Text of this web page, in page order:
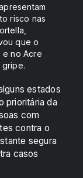
risco nas
que o
e no Acre
gripe.
estados
prioritária da
com
contra o
segura
casos